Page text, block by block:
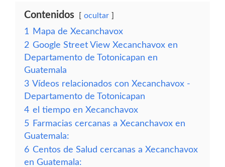
Contenidos ocultar
1
Mapa de Xecanchavox
2 Google Street View Xecanchavox en
Departamento de Totonicapan en
Guatemala
3 Vídeos relacionados con Xecanchavox -
Departamento de Totonicapan
4 el tiempo en Xecanchavox
5 Farmacias cercanas a Xecanchavox en
Guatemala:
6 Centos de Salud cercanas a Xecanchavox
en Guatemala: